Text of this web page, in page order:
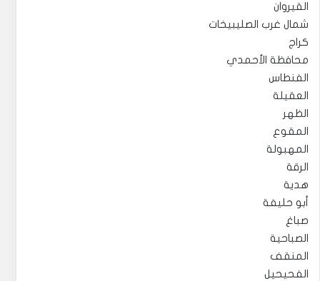
القيروان
شمال غرب الصليبيخات
كراج
محافظة الأحمدي
الفنطاس
العقيلة
الظهر
المقوع
المهبولة
الرقة
هدية
أبو حليفة
صباغ
الصباحية
المنقف
الفحيحيل